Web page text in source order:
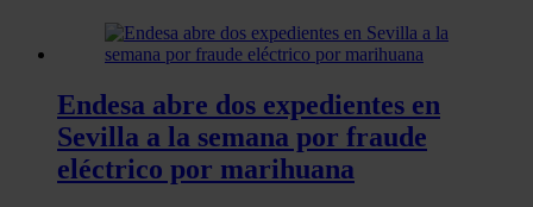
Endesa abre dos expedientes en
Sevilla a la semana por fraude
eléctrico por marihuana